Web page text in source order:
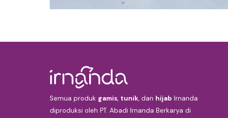
Semua produk gamis, tunik, dan hijab Irnanda
diproduksi oleh PT. Abadi Irnanda Berkarya di